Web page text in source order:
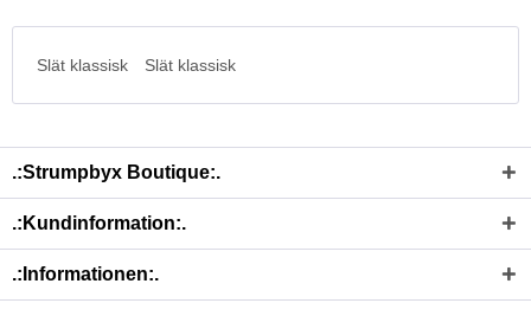
Slät klassisk Slät klassisk
.:Strumpbyx Boutique:.
.:Kundinformation:.
.:Informationen:.